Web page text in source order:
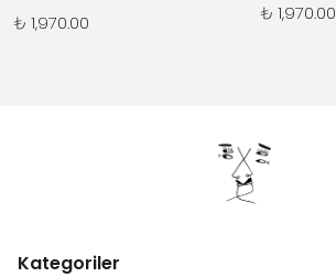
₺ 1,970.00 ₺ 1,970.00
Kategoriler